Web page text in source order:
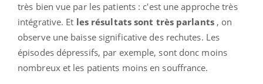
très bien vue par les patients : c'est une approche très
intégrative. Et les résultats sont très parlants , on
observe une baisse significative des rechutes. Les
épisodes dépressifs, par exemple, sont donc moins
nombreux et les patients moins en souffrance.